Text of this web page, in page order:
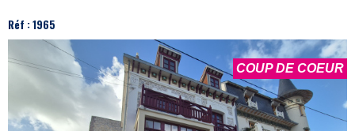
Réf : 1965
COUP DE COEUR